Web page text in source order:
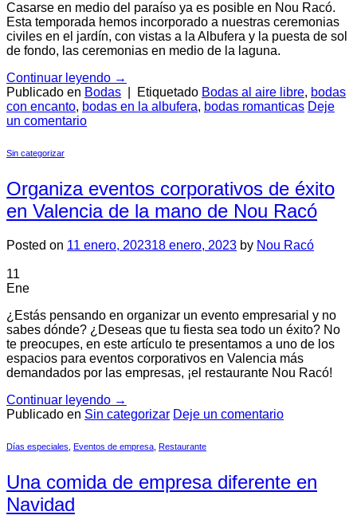
Casarse en medio del paraíso ya es posible en Nou Racó.
Esta temporada hemos incorporado a nuestras ceremonias
civiles en el jardín, con vistas a la Albufera y la puesta de sol
de fondo, las ceremonias en medio de la laguna.
Continuar leyendo →
Publicado en Bodas Etiquetado Bodas al aire libre, bodas
con encanto, bodas en la albufera, bodas romanticas Deje
un comentario
Sin categorizar
Organiza eventos corporativos de éxito
en Valencia de la mano de Nou Racó
Posted on 11 enero, 202318 enero, 2023 by Nou Racó
11
Ene
¿Estás pensando en organizar un evento empresarial y no
sabes dónde? ¿Deseas que tu fiesta sea todo un éxito? No
te preocupes, en este artículo te presentamos a uno de los
espacios para eventos corporativos en Valencia más
demandados por las empresas, ¡el restaurante Nou Racó!
Continuar leyendo →
Publicado en Sin categorizar Deje un comentario
Días especiales Eventos de empresa Restaurante
Una comida de empresa diferente en
Navidad